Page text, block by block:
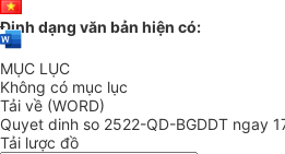
Định dạng văn bản hiện có:
MỤC LỤC
Không có mục lục
Tải về (WORD)
Quyet dinh so 2522-QD-BGDDT ngay
Tải lược đồ